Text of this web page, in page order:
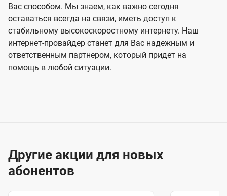
Вас способом. Мы знаем, как важно сегодня
оставаться всегда на связи, иметь доступ к
стабильному высокоскоростному интернету. Наш
интернет-провайдер станет для Вас надежным и
ответственным партнером, который придет на
помощь в любой ситуации.
Другие акции для новых
абонентов